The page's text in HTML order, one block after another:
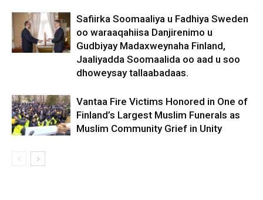
Safiirka Soomaaliya u Fadhiya Sweden
oo waraaqahiisa Danjirenimo u
Gudbiyay Madaxweynaha Finland,
Jaaliyadda Soomaalida oo aad u soo
dhoweysay tallaabadaas.
Vantaa Fire Victims Honored in One of
Finland’s Largest Muslim Funerals as
Muslim Community Grief in Unity